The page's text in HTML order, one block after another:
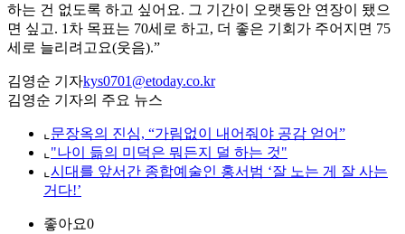
하는 건 없도록 하고 싶어요. 그 기간이 오랫동안 연장이 됐으
면 싶고. 1차 목표는 70세로 하고, 더 좋은 기회가 주어지면 75
세로 늘리려고요(웃음).”
김영순 기자kys0701@etoday.co.kr
김영순 기자의 주요 뉴스
⌞ 문장옥의 진심, “가림없이 내어줘야 공감 얻어”
⌞ "나이 듦의 미덕은 뭐든지 덜 하는 것"
⌞ 시대를 앞서간 종합예술인 홍서범 ‘잘 노는 게 잘 사는
거다!’
좋아요0